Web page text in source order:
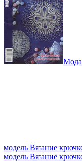
Мода
модель Вязание
модель Вязание